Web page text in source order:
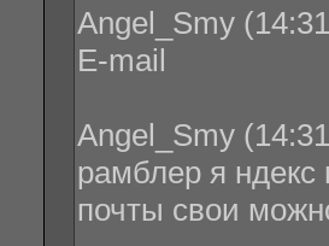
Angel_Smy
E-mail
Angel_Smy
рамблер я
почты свои